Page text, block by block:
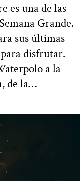
es una de las
Grande.
sus últimas
disfrutar.
a la
de la…